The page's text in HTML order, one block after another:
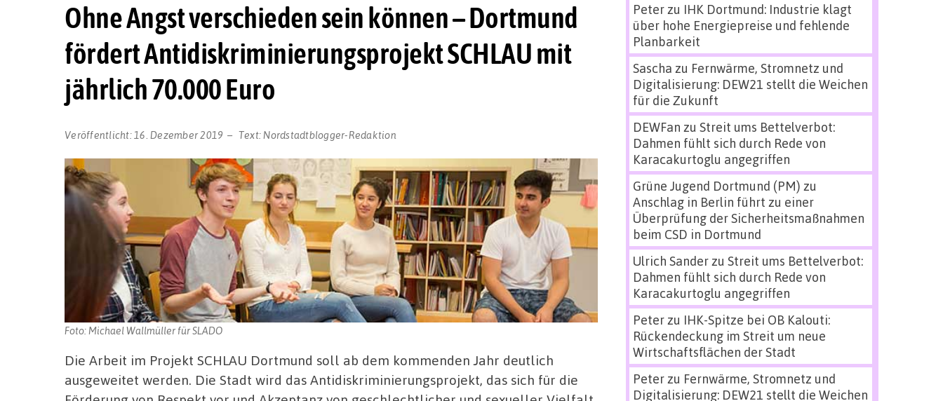
Ohne Angst verschieden sein können – Dortmund
fördert Antidiskriminierungsprojekt SCHLAU mit
jährlich 70.000 Euro
Veröffentlicht: 16. Dezember 2019 Text: Nordstadtblogger-Redaktion
Foto: Michael Wallmüller für SLADO
Die Arbeit im Projekt SCHLAU Dortmund soll ab dem kommenden Jahr deutlich
ausgeweitet werden. Die Stadt wird das Antidiskriminierungsprojekt, das sich für die
Peterzu IHK Dortmund: Industrie klagt
über hohe Energiepreise und fehlende
Planbarkeit
Sascha zu Fernwärme, Stromnetz und
Digitalisierung: DEW21 stellt die Weichen
für die Zukunft
DEWFan zu Streit ums Bettelverbot:
Dahmen fühlt sich durch Rede von
Karacakurtoglu angegriffen
Grüne Jugend Dortmund (PM) zu
Anschlag in Berlin führt zu einer
Überprüfung der Sicherheitsmaßnahmen
beim CSD in Dortmund
Ulrich Sanderzu Streit ums Bettelverbot:
Dahmen fühlt sich durch Rede von
Karacakurtoglu angegriffen
Peterzu IHK-Spitze bei OB Kalouti:
Rückendeckung im Streit um neue
Wirtschaftsflächen der Stadt
Peterzu Fernwärme, Stromnetz und
Digitalisierung: DEW21 stellt die Weichen